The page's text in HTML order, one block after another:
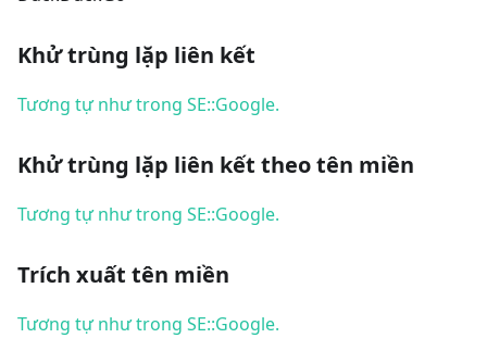
Khử trùng lặp liên kết
Tương tự như trong SE::Google.
Khử trùng lặp liên kết theo tên miền
Tương tự như trong SE::Google.
Trích xuất tên miền
Tương tự như trong SE::Google.